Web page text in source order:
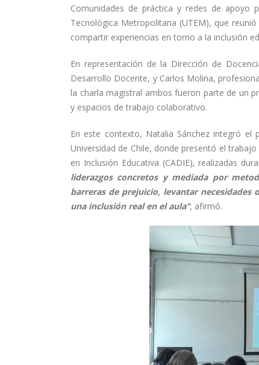
Comunidades de práctica y redes de apoyo
Tecnológica Metropolitana (UTEM), que
compartir experiencias en torno a la inclusión
En representación de la Dirección de
Desarrollo Docente, y Carlos Molina,
la charla magistral ambos fueron parte de un
y espacios de trabajo colaborativo.
En este contexto, Natalia Sánchez integró el
Universidad de Chile, donde presentó el
en Inclusión Educativa (CADIE), realizadas
liderazgos concretos y mediada por
barreras de prejuicio, levantar necesidades
una inclusión real en el aula”, afirmó.